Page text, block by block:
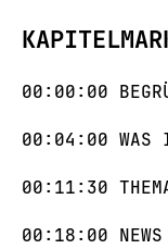
00:00:00
00:04:00 WAS
00:11:30
00:18:00 NEWS